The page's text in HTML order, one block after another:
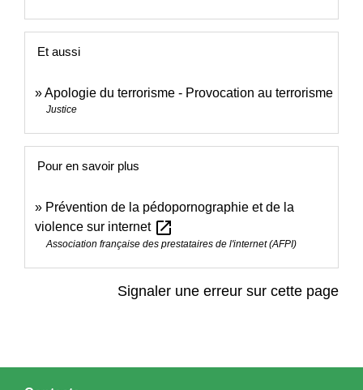
Et aussi
Apologie du terrorisme - Provocation au terrorisme
Justice
Pour en savoir plus
Prévention de la pédopornographie et de la
violence sur internet open_in_new
Association française des prestataires de l'internet (AFPI)
Signaler une erreur sur cette page